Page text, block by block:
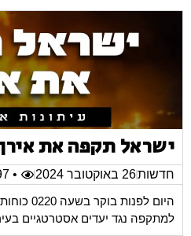
ישראל תקפה את אירן
חדשות26 באוקטובר 2024
• 4,097
היום
למתקפה נגד יעדים אסטרטגיים